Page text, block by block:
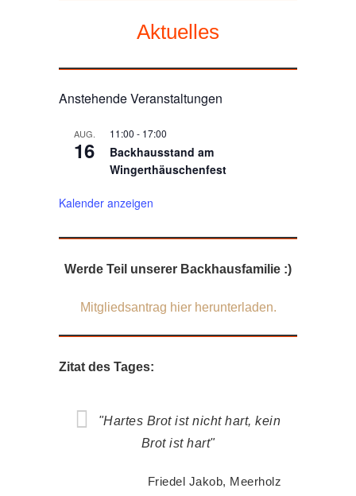
Aktuelles
Anstehende Veranstaltungen
AUG.
16
11:00 - 17:00
Backhausstand am
Wingerthäuschenfest
Kalender anzeigen
Werde Teil unserer Backhausfamilie :)
Mitgliedsantrag hier herunterladen.
Zitat des Tages:
"Hartes Brot ist nicht hart, kein
Brot ist hart"
Friedel Jakob, Meerholz